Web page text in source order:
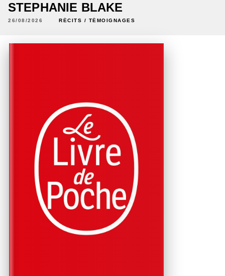
STEPHANIE BLAKE
26/08/2026 RÉCITS / TÉMOIGNAGES